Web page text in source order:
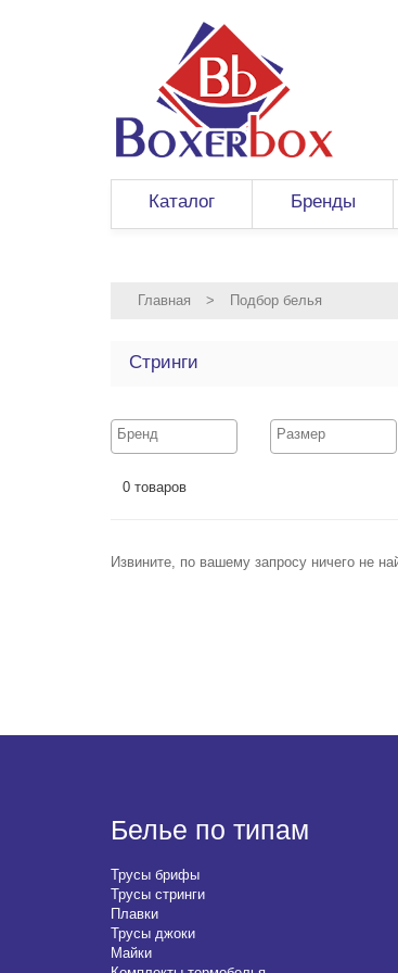
Каталог Бренды
Главная > Подбор белья
Стринги
0 товаров
Извините, по вашему запросу ничего не
Белье по типам
Трусы брифы
Трусы стринги
Плавки
Трусы джоки
Майки